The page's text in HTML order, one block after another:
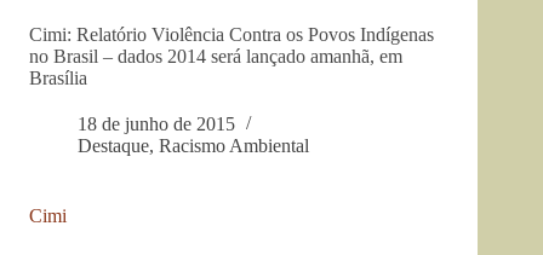
Cimi: Relatório Violência Contra os Povos Indígenas
no Brasil – dados 2014 será lançado amanhã, em
Brasília
18 de junho de 2015
Destaque, Racismo Ambiental
Cimi